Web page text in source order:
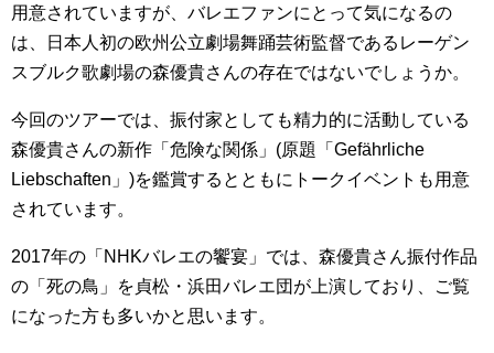
用意されていますが、バレエファンにとって気になるの
は、日本人初の欧州公立劇場舞踊芸術監督であるレーゲン
スブルク歌劇場の森優貴さんの存在ではないでしょうか。
今回のツアーでは、振付家としても精力的に活動している
森優貴さんの新作「危険な関係」(原題「Gefährliche
Liebschaften」)を鑑賞するとともにトークイベントも用意
されています。
2017年の「NHKバレエの饗宴」では、森優貴さん振付作品
の「死の鳥」を貞松・浜田バレエ団が上演しており、ご覧
になった方も多いかと思います。